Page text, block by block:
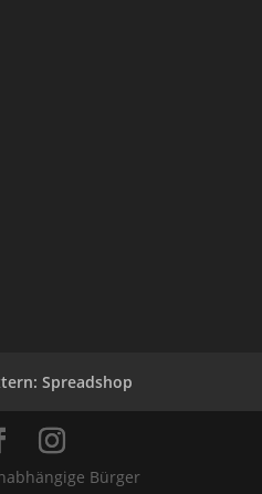
Spreadshop
Bürger